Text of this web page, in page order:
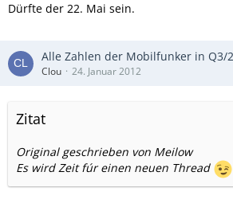
Dürfte der 22. Mai sein.
Alle Zahlen der Mobilfunker in Q3/
Clou 24. Januar 2012
Zitat
Original geschrieben von Meilow
Es wird Zeit fúr einen neuen Thread